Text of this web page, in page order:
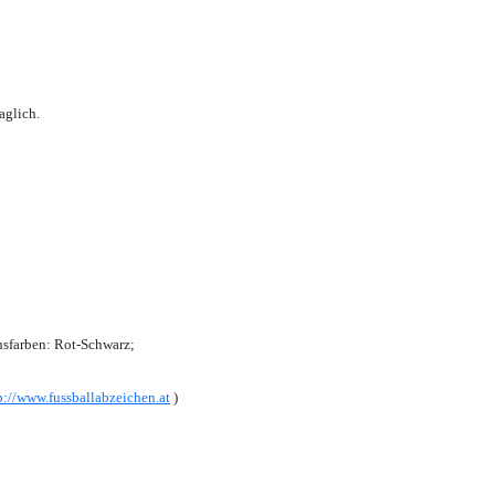
Rot-Schwarz;
www.fussballabzeichen.at )